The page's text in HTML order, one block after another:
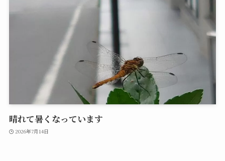
晴れて暑くなっています
2026年7月14日